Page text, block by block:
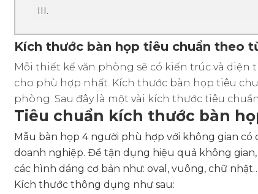
Kích thước bàn họp tiêu chuẩn theo
Mỗi thiết kế văn phòng sẽ có kiến trúc và diện
cho phù hợp nhất. Kích thước bàn họp tiêu
phòng. Sau đây là một vài kích thước tiêu
Tiêu chuẩn kích thước bàn
Mẫu bàn họp 4 người phù hợp với không gian
doanh nghiệp. Để tận dụng hiệu quả không
các hình dáng cơ bản như: oval, vuông, chữ
Kích thước thông dụng như sau: